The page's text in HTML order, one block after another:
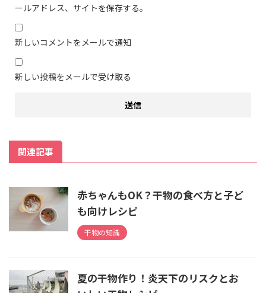
ールアドレス、サイトを保存する。
新しいコメントをメールで通知
新しい投稿をメールで受け取る
関連記事
赤ちゃんもOK？干物の食べ方と子ど
も向けレシピ
干物の知識
夏の干物作り！炎天下のリスクとお